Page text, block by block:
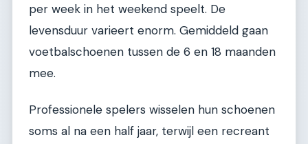
per week in het weekend speelt. De
levensduur varieert enorm. Gemiddeld gaan
voetbalschoenen tussen de 6 en 18 maanden
mee.
Professionele spelers wisselen hun schoenen
soms al na een half jaar, terwijl een recreant